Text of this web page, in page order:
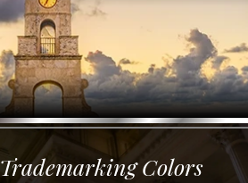
Trademarking Colors